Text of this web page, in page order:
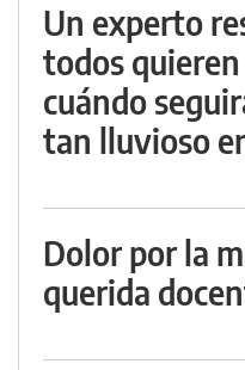
Un experto
todos
cuándo
tan lluvioso
Dolor por la
querida